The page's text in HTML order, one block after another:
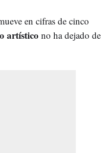
en cifras de cinco
artístico no ha dejado de